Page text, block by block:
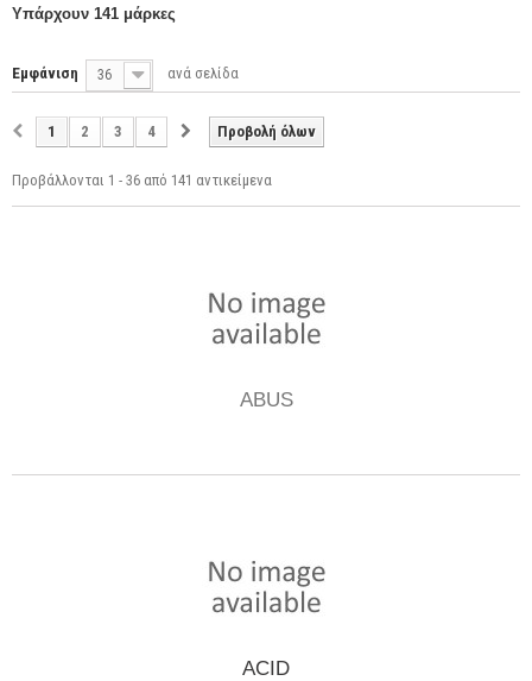
Υπάρχουν 141 μάρκες
Εμφάνιση 36 ανά σελίδα
Προβολή όλων
1 2 3 4
Προβάλλονται 1 - 36 από 141 αντικείμενα
ABUS
ACID